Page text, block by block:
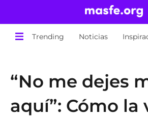
Trending Noticias
“No me dejes
aquí”: Cómo la